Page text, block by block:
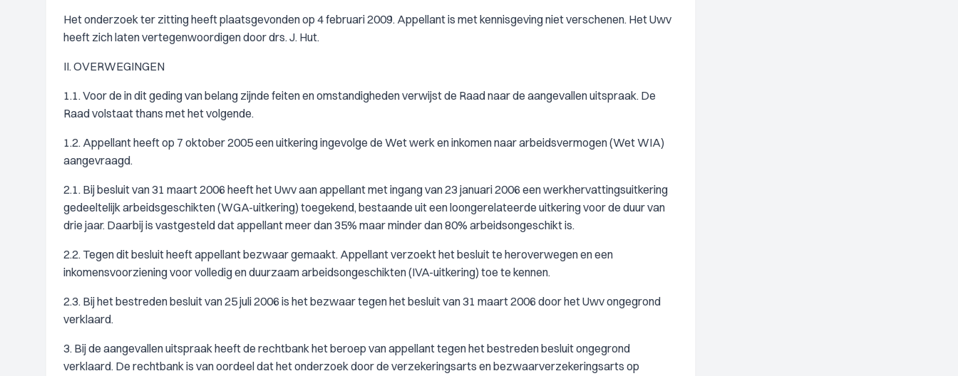
Het onderzoek ter zitting heeft plaatsgevonden op 4 februari 2009. Appellant is met kennisgeving niet verschenen. Het Uwv
heeft zich laten vertegenwoordigen door drs. J. Hut.
II. OVERWEGINGEN
1.1. Voor de in dit geding van belang zijnde feiten en omstandigheden verwijst de Raad naar de aangevallen uitspraak. De
Raad volstaat thans met het volgende.
1.2. Appellant heeft op 7 oktober 2005 een uitkering ingevolge de Wet werk en inkomen naar arbeidsvermogen (Wet WIA)
aangevraagd.
2.1. Bij besluit van 31 maart 2006 heeft het Uwv aan appellant met ingang van 23 januari 2006 een werkhervattingsuitkering
gedeeltelijk arbeidsgeschikten (WGA-uitkering) toegekend, bestaande uit een loongerelateerde uitkering voor de duur van
drie jaar. Daarbij is vastgesteld dat appellant meer dan 35% maar minder dan 80% arbeidsongeschikt is.
2.2. Tegen dit besluit heeft appellant bezwaar gemaakt. Appellant verzoekt het besluit te heroverwegen en een
inkomensvoorziening voor volledig en duurzaam arbeidsongeschikten (IVA-uitkering) toe te kennen.
2.3. Bij het bestreden besluit van 25 juli 2006 is het bezwaar tegen het besluit van 31 maart 2006 door het Uwv ongegrond
verklaard.
3. Bij de aangevallen uitspraak heeft de rechtbank het beroep van appellant tegen het bestreden besluit ongegrond
verklaard. De rechtbank is van oordeel dat het onderzoek door de verzekeringsarts en bezwaarverzekeringsarts op